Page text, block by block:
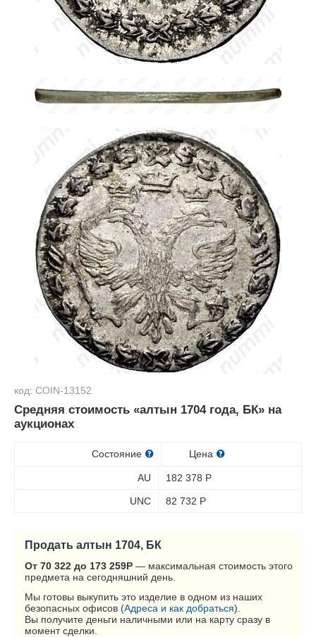
код: COIN-13152
Средняя стоимость «алтын 1704 года, БК» на
аукционах
Состояние Цена
AU 182 378 Р
UNC 82 732 Р
Продать алтын 1704, БК
От 70 322 до 173 259Р — максимальная стоимость этого
предмета на сегодняшний день.
Мы готовы выкупить это изделие в одном из наших
безопасных офисов (Адреса и как добраться).
Вы получите деньги наличными или на карту сразу в
момент сделки.